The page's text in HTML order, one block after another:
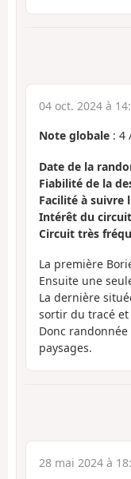
04 oct. 2024 à
Note globale : 4
Date de la
Fiabilité de la
Facilité à suivre
Intérêt du
Circuit très
La première
Ensuite une
La dernière
sortir du tracé
Donc
paysages.
28 mai 2024 à